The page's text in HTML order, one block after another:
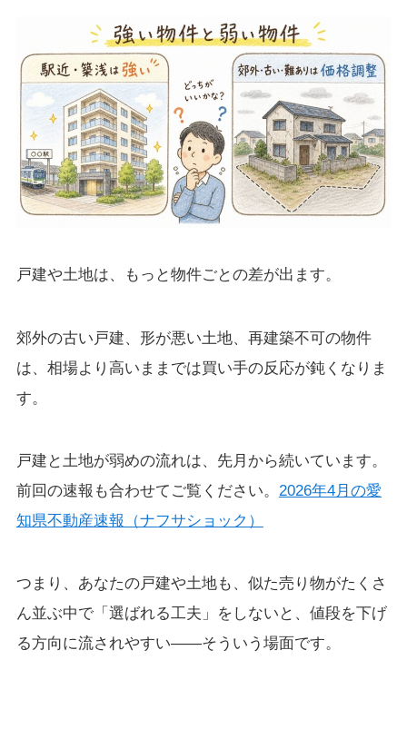
戸建や土地は、もっと物件ごとの差が出ます。
郊外の古い戸建、形が悪い土地、再建築不可の物件
は、相場より高いままでは買い手の反応が鈍くなりま
す。
戸建と土地が弱めの流れは、先月から続いています。
前回の速報も合わせてご覧ください。 2026年4月の愛
知県不動産速報（ナフサショック）
つまり、あなたの戸建や土地も、似た売り物がたくさ
ん並ぶ中で「選ばれる工夫」をしないと、値段を下げ
る方向に流されやすい——そういう場面です。